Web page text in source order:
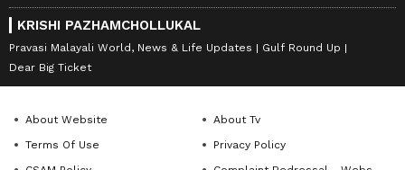
KRISHI PAZHAMCHOLLUKAL
Pravasi Malayali World, News & Life Updates
Gulf Round Up
Dear Big Ticket
About Website
About Tv
Terms Of Use
Privacy Policy